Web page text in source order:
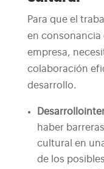
Para que el
en consonancia
empresa,
colaboración
desarrollo.
Desarrollo
haber
cultural en
de los